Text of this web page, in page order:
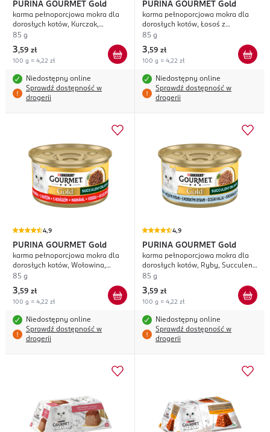
PURINA GOURMET Gold
karma pełnoporcjowa mokra dla
dorosłych kotów, Kurczak,
Succulent Delights
85 g
3,59 zł
100 g = 4,22 zł
Niedostępny online
Sprawdź dostępność w
drogerii
PURINA GOURMET Gold
karma pełnoporcjowa mokra dla
dorosłych kotów, Łosoś z
Kurczakiem, Kawałki w
85 g
3,59 zł
100 g = 4,22 zł
Niedostępny online
Sprawdź dostępność w
drogerii
4,9
PURINA GOURMET Gold
karma pełnoporcjowa mokra dla
dorosłych kotów, Wołowina,
Succulent Delights
85 g
3,59 zł
100 g = 4,22 zł
Niedostępny online
Sprawdź dostępność w
drogerii
4,9
PURINA GOURMET Gold
karma pełnoporcjowa mokra dla
dorosłych kotów, Ryby, Succulent
Delights
85 g
3,59 zł
100 g = 4,22 zł
Niedostępny online
Sprawdź dostępność w
drogerii